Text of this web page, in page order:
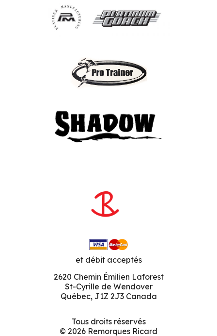
et débit acceptés
2620 Chemin Émilien Laforest
St-Cyrille de Wendover
Québec, J1Z 2J3 Canada
Tous droits réservés
© 2026 Remorques Ricard